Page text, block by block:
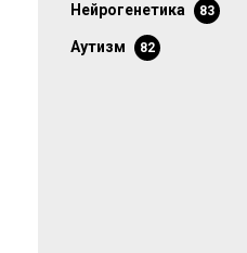
нейрогенетика 83
аутизм 82